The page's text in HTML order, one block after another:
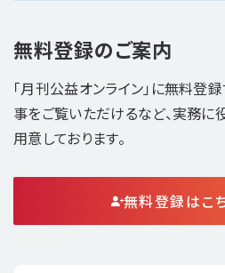
無料登録のご案内
「月刊公益オンライン」に無料登
事をご覧いただけるなど、実務
用意しております。
無料登録はこ